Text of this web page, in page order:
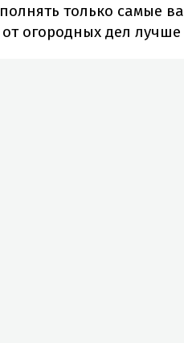
только самые
огородных дел лучше